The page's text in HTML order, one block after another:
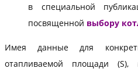
в специальной
посвященной выбору
Имея данные для
отапливаемой площади